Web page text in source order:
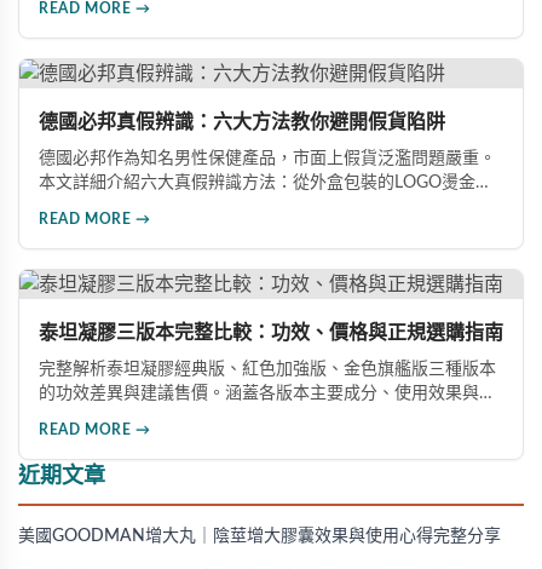
READ MORE →
德國必邦真假辨識：六大方法教你避開假貨陷阱
德國必邦作為知名男性保健產品，市面上假貨泛濫問題嚴重。
本文詳細介紹六大真假辨識方法：從外盒包裝的LOGO燙金工
產品。
READ MORE →
泰坦凝膠三版本完整比較：功效、價格與正規選購指南
完整解析泰坦凝膠經典版、紅色加強版、金色旗艦版三種版本
的功效差異與建議售價。涵蓋各版本主要成分、使用效果與適
READ MORE →
近期文章
美國GOODMAN增大丸｜陰莖增大膠囊效果與使用心得完整分享